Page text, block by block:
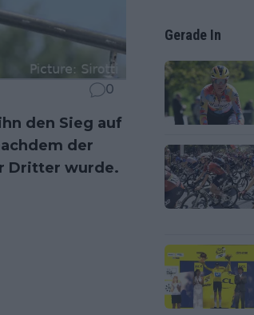
0
den Sieg auf
der
Dritter wurde.
Gerade In